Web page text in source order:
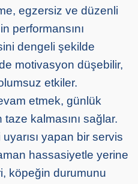
egzersiz ve düzenli
performansını
dengeli şekilde
motivasyon düşebilir,
etkiler.
etmek, günlük
kalmasını sağlar.
yapan bir servis
hassasiyetle yerine
köpeğin durumunu